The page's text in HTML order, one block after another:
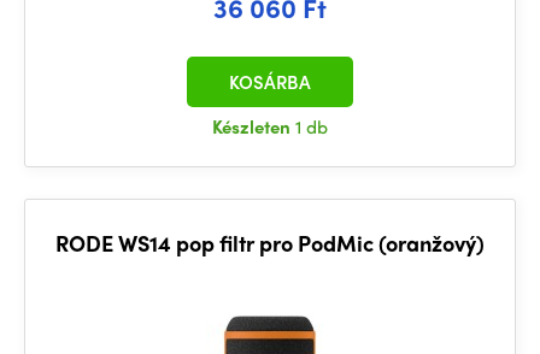
Készleten 1 db
KOSÁRBA
RODE WS14 pop filtr pro PodMic (oranžový)